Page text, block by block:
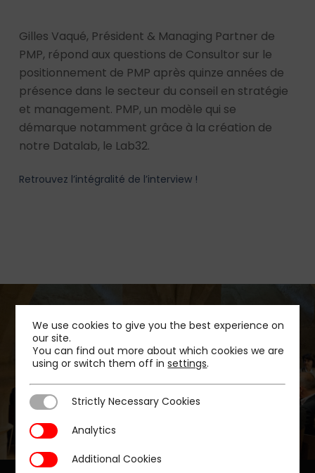
Gilles Vaqué, Président & Managing Partner de
PMP, répond aux questions de Consultor sur le
positionnement de PMP après quinze années de
présence dans le secteur du conseil en stratégie
et management. PMP, un modèle qui se
démarque notamment grâce à la création de
notre Datalab, le Lab32.
Retrouvez l’intégralité de l’interview !
Next Post
We use cookies to give you the best experience on
our site.
You can find out more about which cookies we are
using or switch them off insettings.
Strictly Necessary Cookies
Strictly Necessary Cookies
AnalyticsAnalytics
Additional Cookies
Additional Cookies